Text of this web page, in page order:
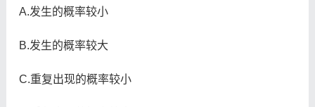
A.发生的概率较小
B.发生的概率较大
C.重复出现的概率较小